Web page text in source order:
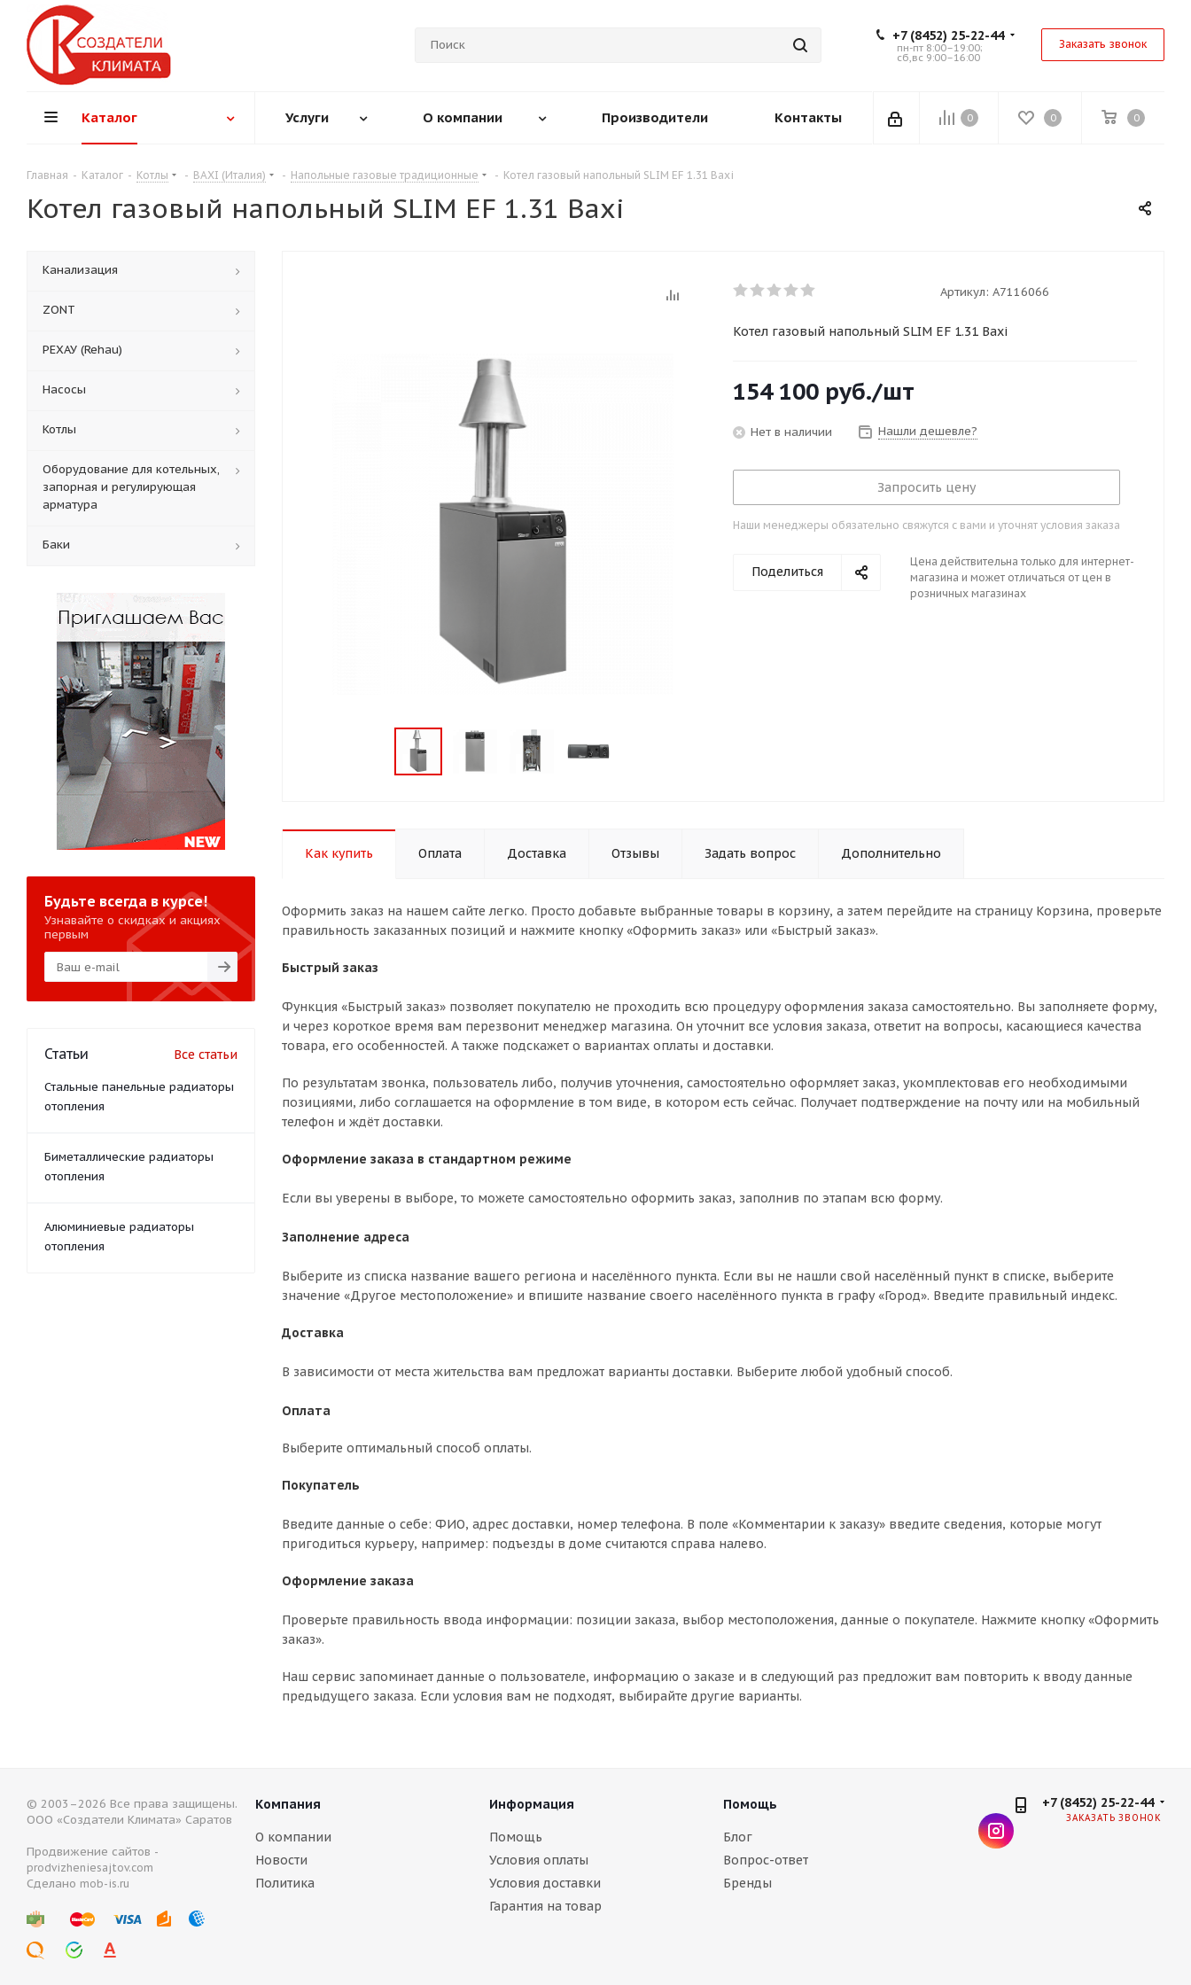
+7 (8452) 25-22-44
пн-пт 8:00–19:00;
сб,вс 9:00–16:00
Заказать звонок
0 0 0
Каталог Услуги О компании Производители Контакты
Главная - Каталог - Котлы - BAXI (Италия) - Напольные газовые традиционные - Котел газовый напольный SLIM EF 1.31 Baxi
Котел газовый напольный SLIM EF 1.31 Baxi
Артикул: A7116066
Котел газовый напольный SLIM EF 1.31 Baxi
154 100 руб./шт
Нет в наличии Нашли дешевле?
Запросить цену
Наши менеджеры обязательно свяжутся с вами и уточнят условия заказа
Поделиться
Цена действительна только для интернет-
магазина и может отличаться от цен в
розничных магазинах
Как купить Оплата Доставка Отзывы Задать вопрос Дополнительно
Оформить заказ на нашем сайте легко. Просто добавьте выбранные товары в корзину, а затем перейдите на страницу Корзина, проверьте
правильность заказанных позиций и нажмите кнопку «Оформить заказ» или «Быстрый заказ».
Быстрый заказ
Функция «Быстрый заказ» позволяет покупателю не проходить всю процедуру оформления заказа самостоятельно. Вы заполняете форму,
и через короткое время вам перезвонит менеджер магазина. Он уточнит все условия заказа, ответит на вопросы, касающиеся качества
товара, его особенностей. А также подскажет о вариантах оплаты и доставки.
По результатам звонка, пользователь либо, получив уточнения, самостоятельно оформляет заказ, укомплектовав его необходимыми
позициями, либо соглашается на оформление в том виде, в котором есть сейчас. Получает подтверждение на почту или на мобильный
телефон и ждёт доставки.
Оформление заказа в стандартном режиме
Если вы уверены в выборе, то можете самостоятельно оформить заказ, заполнив по этапам всю форму.
Заполнение адреса
Выберите из списка название вашего региона и населённого пункта. Если вы не нашли свой населённый пункт в списке, выберите
значение «Другое местоположение» и впишите название своего населённого пункта в графу «Город». Введите правильный индекс.
Доставка
В зависимости от места жительства вам предложат варианты доставки. Выберите любой удобный способ.
Оплата
Выберите оптимальный способ оплаты.
Покупатель
Введите данные о себе: ФИО, адрес доставки, номер телефона. В поле «Комментарии к заказу» введите сведения, которые могут
пригодиться курьеру, например: подъезды в доме считаются справа налево.
Оформление заказа
Проверьте правильность ввода информации: позиции заказа, выбор местоположения, данные о покупателе. Нажмите кнопку «Оформить
заказ».
Наш сервис запоминает данные о пользователе, информацию о заказе и в следующий раз предложит вам повторить к вводу данные
предыдущего заказа. Если условия вам не подходят, выбирайте другие варианты.
Канализация
ZONT
РЕХАУ (Rehau)
Насосы
Котлы
Оборудование для котельных,
запорная и регулирующая
арматура
Баки
Будьте всегда в курсе!
Узнавайте о скидках и акциях
первым
Статьи Все статьи
Стальные панельные радиаторы
отопления
Биметаллические радиаторы
отопления
Алюминиевые радиаторы
отопления
© 2003–2026 Все права защищены.
ООО «Создатели Климата» Саратов
Продвижение сайтов -
prodvizheniesajtov.com
Сделано mob-is.ru
Компания
О компании
Новости
Политика
Информация
Помощь
Условия оплаты
Условия доставки
Гарантия на товар
Помощь
Блог
Вопрос-ответ
Бренды
+7 (8452) 25-22-44
ЗАКАЗАТЬ ЗВОНОК